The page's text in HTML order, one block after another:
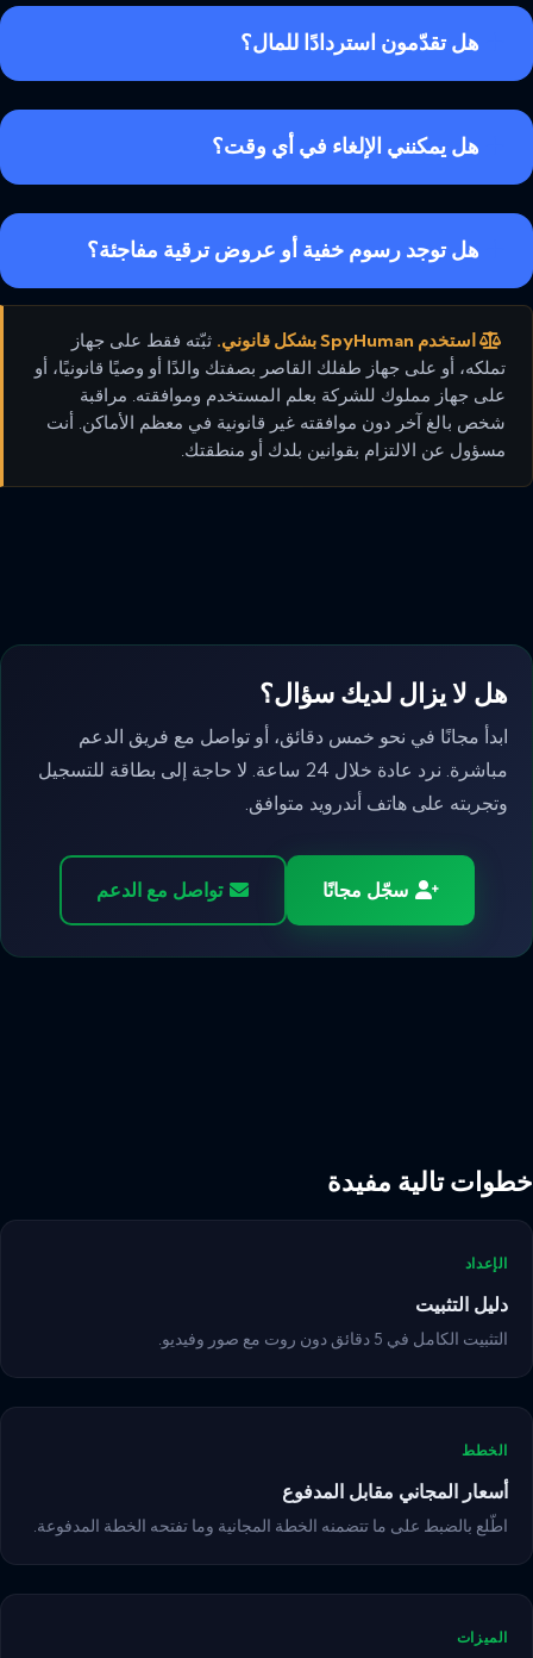
هل تقدّمون استردادًا للمال؟
هل يمكنني الإلغاء في أي وقت؟
هل توجد رسوم خفية أو عروض ترقية مفاجئة؟
استخدم SpyHuman بشكل قانوني.
ثبّته فقط على جهاز
تملكه، أو على جهاز طفلك القاصر بصفتك والدًا أو وصيًا قانونيًا، أو
على جهاز مملوك للشركة بعلم المستخدم وموافقته. مراقبة
شخص بالغ آخر دون موافقته غير قانونية في معظم الأماكن. أنت
مسؤول عن الالتزام بقوانين بلدك أو منطقتك.
هل لا يزال لديك سؤال؟
ابدأ مجانًا في نحو خمس دقائق، أو تواصل مع فريق الدعم
مباشرة. نرد عادة خلال 24 ساعة. لا حاجة إلى بطاقة للتسجيل
وتجربته على هاتف أندرويد متوافق.
سجّل مجانًا تواصل مع الدعم
خطوات تالية مفيدة
الإعداد
دليل التثبيت
التثبيت الكامل في 5 دقائق دون روت مع صور وفيديو.
الخطط
أسعار المجاني مقابل المدفوع
اطّلع بالضبط على ما تتضمنه الخطة المجانية وما تفتحه الخطة المدفوعة.
الميزات